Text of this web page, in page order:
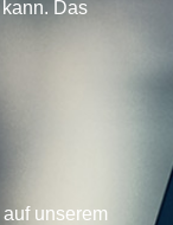
Das
auf unserem